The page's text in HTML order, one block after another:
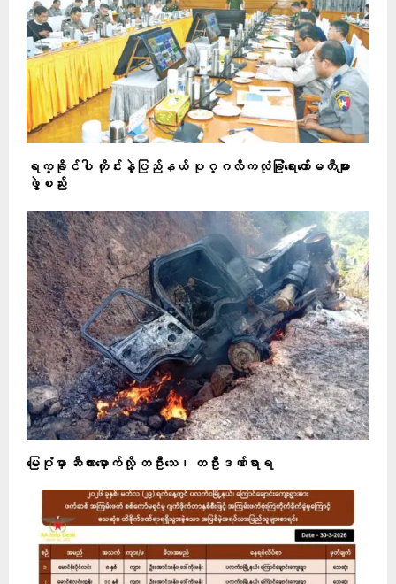
ရက္ခိုင်ပါ တိုင်းနဲ့ပြည်နယ် ပုဂ္ဂလိကလုံခြုံရေးကော်မတီများ
ဖွဲ့စည်း
မြေပုံမှာ ဆီကားမှောက်လို့ တဦးသေ၊ တဦးဒဏ်ရာရ